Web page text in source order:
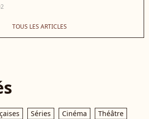
TOUS LES ARTICLES
Séries Cinéma
Théâtre